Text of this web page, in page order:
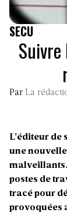
SECU
Par La
L’éditeur
une
malveillants.
postes de
tracé pour
provoquées